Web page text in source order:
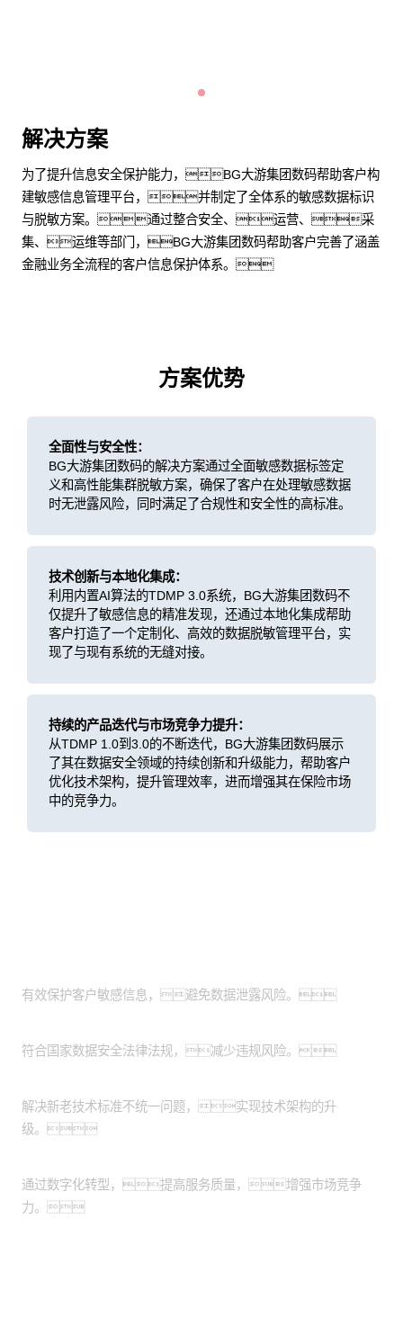
解决方案
为了提升信息安全保护能力，BG大游集团数码帮助客户构
建敏感信息管理平台，并制定了全体系的敏感数据标识
与脱敏方案。通过整合安全、运营、采
集、运维等部门，BG大游集团数码帮助客户完善了涵盖
金融业务全流程的客户信息保护体系。
方案优势
全面性与安全性：
BG大游集团数码的解决方案通过全面敏感数据标签定
义和高性能集群脱敏方案，确保了客户在处理敏感数据
时无泄露风险，同时满足了合规性和安全性的高标准。
技术创新与本地化集成：
利用内置AI算法的TDMP 3.0系统，BG大游集团数码不
仅提升了敏感信息的精准发现，还通过本地化集成帮助
客户打造了一个定制化、高效的数据脱敏管理平台，实
现了与现有系统的无缝对接。
持续的产品迭代与市场竞争力提升：
从TDMP 1.0到3.0的不断迭代，BG大游集团数码展示
了其在数据安全领域的持续创新和升级能力，帮助客户
优化技术架构，提升管理效率，进而增强其在保险市场
中的竞争力。
有效保护客户敏感信息，避免数据泄露风险。
符合国家数据安全法律法规，减少违规风险。
解决新老技术标准不统一问题，实现技术架构的升
级。
通过数字化转型，提高服务质量，增强市场竞争
力。